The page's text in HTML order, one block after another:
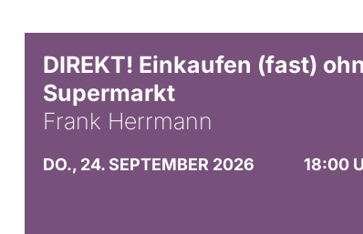
DIREKT! Einkaufen (fast)
Supermarkt
Frank Herrmann
DO., 24. SEPTEMBER 2026 18:00